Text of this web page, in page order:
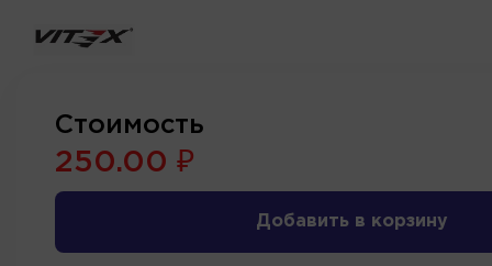
Стоимость
250.00 ₽
Добавить в корзину